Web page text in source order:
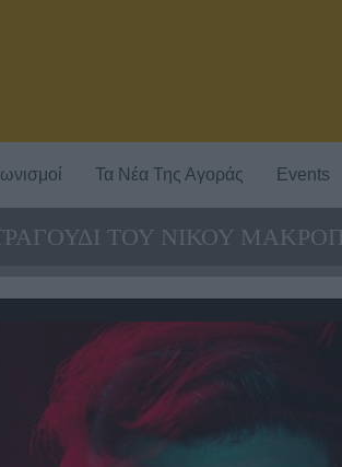
Τα Νέα Της Αγοράς Events
ΤΟΥ ΝΙΚΟΥ